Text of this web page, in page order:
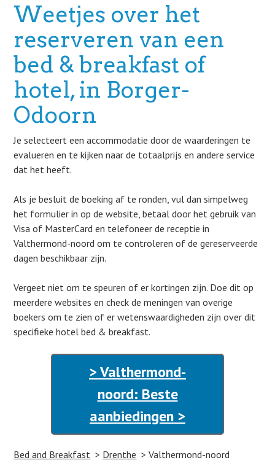
Weetjes over het
reserveren van een
bed & breakfast of
hotel, in Borger-
Odoorn
Je selecteert een accommodatie door de waarderingen te
evalueren en te kijken naar de totaalprijs en andere service
dat het heeft.
Als je besluit de boeking af te ronden, vul dan simpelweg
het formulier in op de website, betaal door het gebruik van
Visa of MasterCard en telefoneer de receptie in
Valthermond-noord om te controleren of de gereserveerde
dagen beschikbaar zijn.
Vergeet niet om te speuren of er kortingen zijn. Doe dit op
meerdere websites en check de meningen van overige
boekers om te zien of er wetenswaardigheden zijn over dit
specifieke hotel bed & breakfast.
> Valthermond-
noord: Beste
aanbiedingen >
Bed and Breakfast Drenthe Valthermond-noord